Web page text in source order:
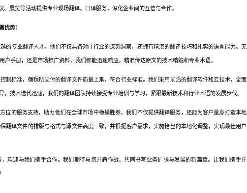
览等活动提供专业现场翻译、口译服务，深化企业间的互信与合作。
势：
专业翻译人才。他们不仅具备对IT行业的深刻洞察，还拥有精湛的翻译技巧和扎实的语言能力。无
户手册，还是市场推广资料，我们都能迅速响应，精准传达原文的技术精髓和专业术语。
标准，确保所交付的翻译文件质量上乘，符合行业标准。我们采用前沿的翻译软件和云技术，全面
技术迭代迅速，我们的翻译团队持续接受专业培训与学习，紧跟最新技术和行业术语的发展步伐。
的服务支持，助力他们在全球市场中稳操胜券。我们不仅提供翻译服务，还能为客户量身打造本地
翻译文件的排版与格式与源文件高度一致，并根据客户需求，实施恰当的本地化调整，实现最佳用户
迎与我们携手合作。我们期待与您并肩作战，共同书写业务扩张与发展的新篇章。让我们携手并